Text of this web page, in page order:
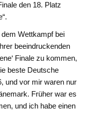
den 18. Platz
Wettkampf bei
beeindruckenden
Finale zu kommen,
beste Deutsche
und vor mir waren nur
Früher war es
und ich habe einen